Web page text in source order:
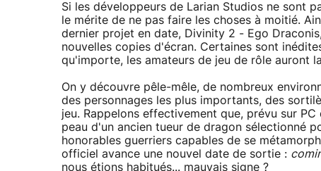
Si les développeurs de Larian Studios ne sont
le mérite de ne pas faire les choses à moitié.
dernier projet en date, Divinity 2 - Ego
nouvelles copies d'écran. Certaines sont
qu'importe, les amateurs de jeu de rôle auront
On y découvre pêle-mêle, de nombreux
des personnages les plus importants, des
jeu. Rappelons effectivement que, prévu sur
peau d'un ancien tueur de dragon sélectionné
honorables guerriers capables de se
officiel avance une nouvel date de sortie :
nous étions habitués... mauvais signe ?